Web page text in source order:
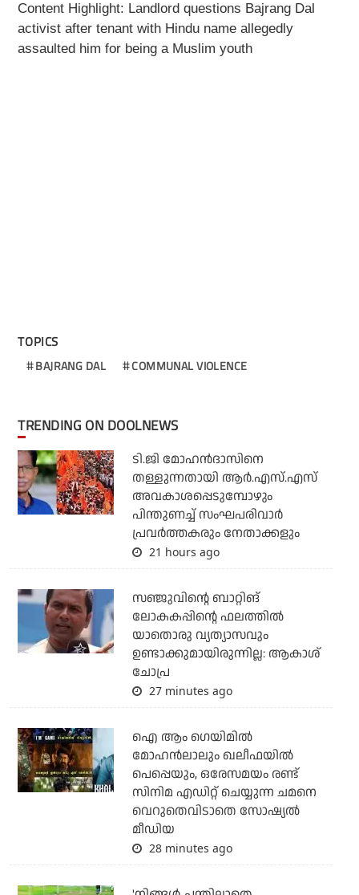
Content Highlight: Landlord questions Bajrang Dal
activist after tenant with Hindu name allegedly
assaulted him for being a Muslim youth
TOPICS
BAJRANG DAL COMMUNAL VIOLENCE
TRENDING ON DOOLNEWS
ടി.ജി മോഹന്‍ദാസിനെ
തള്ളുന്നതായി ആര്‍.എസ്.എസ്
അവകാശപ്പെടുമ്പോഴും
പിന്തുണച്ച് സംഘപരിവാര്‍
പ്രവര്‍ത്തകരും നേതാക്കളും
21 hours ago
സഞ്ജുവിന്റെ ബാറ്റിങ്
ലോകകപ്പിന്റെ ഫലത്തില്‍
യാതൊരു വ്യത്യാസവും
ഉണ്ടാക്കുമായിരുന്നില്ല: ആകാശ്
ചോപ്ര
27 minutes ago
ഐ ആം ഗെയിമില്‍
മോഹന്‍ലാലും ഖലീഫയില്‍
പെപ്പെയും, ഒരേസമയം രണ്ട്
സിനിമ എഡിറ്റ് ചെയ്യുന്ന ചമനെ
വെറുതെവിടാതെ സോഷ്യല്‍
മീഡിയ
28 minutes ago